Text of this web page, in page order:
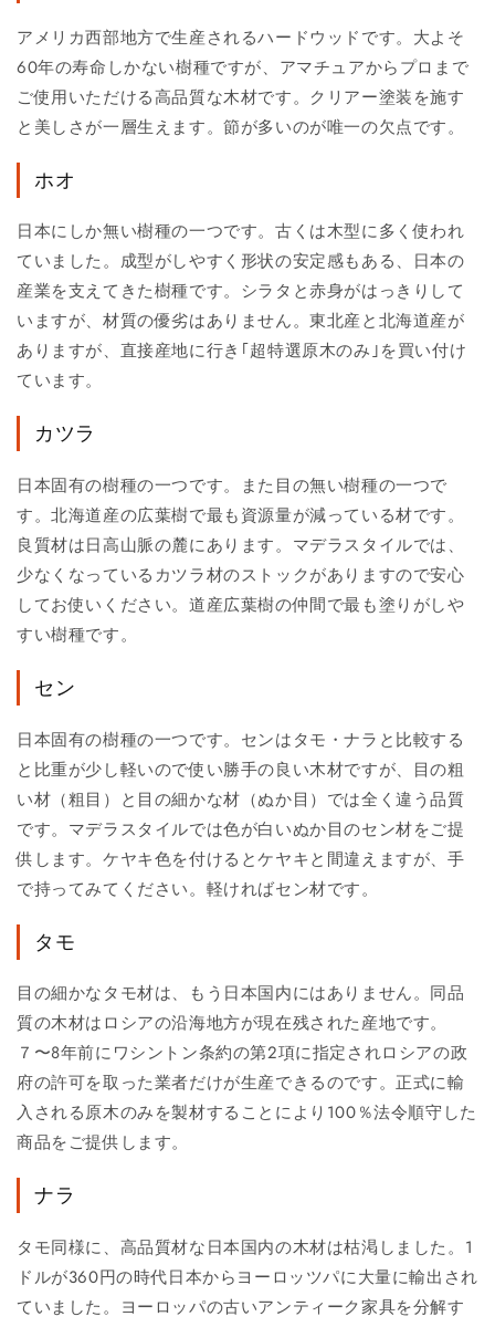
アメリカ西部地方で生産されるハードウッドです。大よそ
60年の寿命しかない樹種ですが、アマチュアからプロまで
ご使用いただける高品質な木材です。クリアー塗装を施す
と美しさが一層生えます。節が多いのが唯一の欠点です。
ホオ
日本にしか無い樹種の一つです。古くは木型に多く使われ
ていました。成型がしやすく形状の安定感もある、日本の
産業を支えてきた樹種です。シラタと赤身がはっきりして
いますが、材質の優劣はありません。東北産と北海道産が
ありますが、直接産地に行き｢超特選原木のみ｣を買い付け
ています。
カツラ
日本固有の樹種の一つです。また目の無い樹種の一つで
す。北海道産の広葉樹で最も資源量が減っている材です。
良質材は日高山脈の麓にあります。マデラスタイルでは、
少なくなっているカツラ材のストックがありますので安心
してお使いください。道産広葉樹の仲間で最も塗りがしや
すい樹種です。
セン
日本固有の樹種の一つです。センはタモ・ナラと比較する
と比重が少し軽いので使い勝手の良い木材ですが、目の粗
い材（粗目）と目の細かな材（ぬか目）では全く違う品質
です。マデラスタイルでは色が白いぬか目のセン材をご提
供します。ケヤキ色を付けるとケヤキと間違えますが、手
で持ってみてください。軽ければセン材です。
タモ
目の細かなタモ材は、もう日本国内にはありません。同品
質の木材はロシアの沿海地方が現在残された産地です。
７〜8年前にワシントン条約の第2項に指定されロシアの政
府の許可を取った業者だけが生産できるのです。正式に輸
入される原木のみを製材することにより100％法令順守した
商品をご提供します。
ナラ
タモ同様に、高品質材な日本国内の木材は枯渇しました。1
ドルが360円の時代日本からヨーロッツパに大量に輸出され
ていました。ヨーロッパの古いアンティーク家具を分解す